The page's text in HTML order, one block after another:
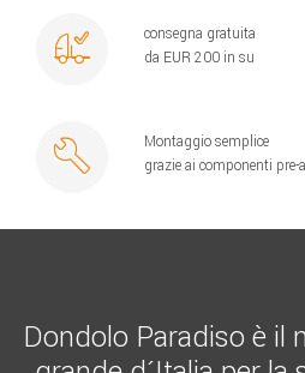
consegna gratuita
da EUR 200 in su
Montaggio semplice
grazie ai componenti pre-
Dondolo Paradiso è il